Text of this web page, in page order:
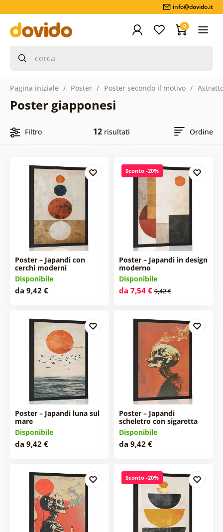
info@dovido.it
0
Pagina iniziale Poster Poster secondo il motivo
Poster giapponesi
Filtro 12 risultati Ordine
Poster – Japandi con
cerchi moderni
Disponibile
da 9,42 €
Sconto -20%
Poster – Japandi in design
moderno
Disponibile
da 7,54 € 9,42 €
Poster – Japandi luna sul
mare
Disponibile
da 9,42 €
Poster – Japandi
scheletro con sigaretta
Disponibile
da 9,42 €
Sconto -20%